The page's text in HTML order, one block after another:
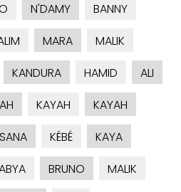
N'DAMY
BANNY
MARA
MALIK
KANDURA HAMID
ALI
KAYAH
KAYAH
KÉBÉ
KAYA
BRUNO
MALIK